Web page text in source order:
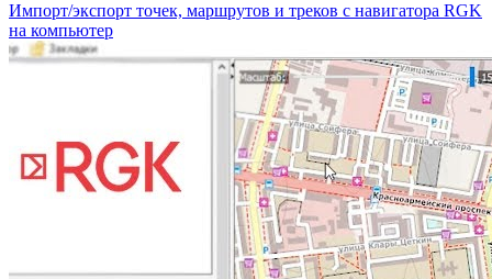
Импорт/экспорт точек, маршрутов и треков с навигатора RGK
на компьютер